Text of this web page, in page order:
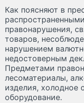
Как поясняют в
правонарушения,
товаров,
нарушением
недостоверным
Предметами
лесоматериалы,
изделия,
оборудование.